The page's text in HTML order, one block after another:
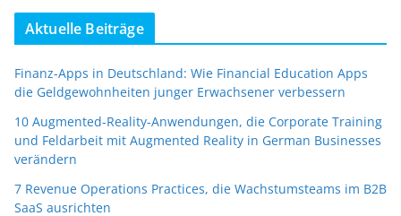
Aktuelle Beiträge
Finanz-Apps in Deutschland: Wie Financial Education Apps
die Geldgewohnheiten junger Erwachsener verbessern
10 Augmented-Reality-Anwendungen, die Corporate Training
und Feldarbeit mit Augmented Reality in German Businesses
verändern
7 Revenue Operations Practices, die Wachstumsteams im B2B
SaaS ausrichten